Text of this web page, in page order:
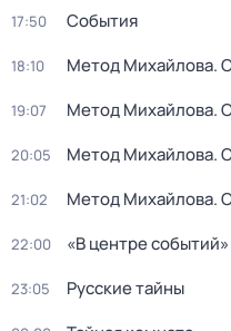
17:50 События
18:10 Метод Михайлова.
19:07 Метод Михайлова.
20:05 Метод Михайлова.
21:02 Метод Михайлова.
22:00 «В центре
23:05 Русские тайны